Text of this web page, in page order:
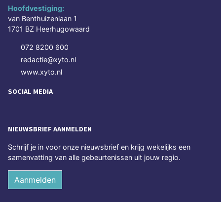
Hoofdvestiging:
van Benthuizenlaan 1
1701 BZ Heerhugowaard
072 8200 600
redactie@xyto.nl
www.xyto.nl
SOCIAL MEDIA
NIEUWSBRIEF AANMELDEN
Schrijf je in voor onze nieuwsbrief en krijg wekelijks een
samenvatting van alle gebeurtenissen uit jouw regio.
Aanmelden